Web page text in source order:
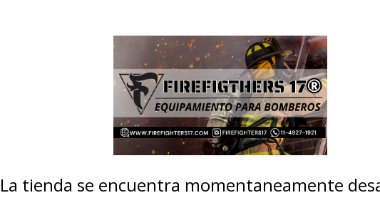
La tienda se encuentra momentaneamente